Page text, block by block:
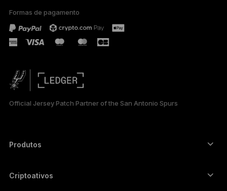
ESPAÑOL
РУССКИЙ
日本語
Formas de pagamento
Official Jersey Patch Partner of the San Antonio Spurs
Produtos
Hardware Wallet
Criptoativos